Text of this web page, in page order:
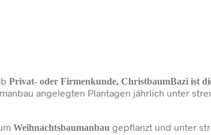
Privat- oder Firmenkunde, ChristbaumBazi ist
angelegten Plantagen jährlich unter
Weihnachtsbaumanbau gepflanzt und unter